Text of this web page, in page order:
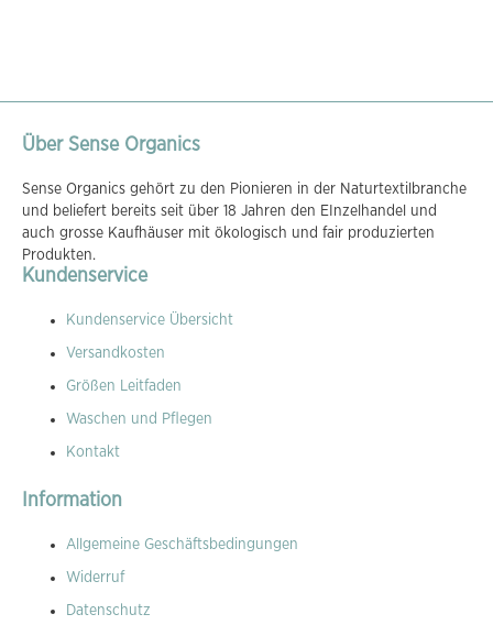
Über Sense Organics
Sense Organics gehört zu den Pionieren in der Naturtextilbranche
und beliefert bereits seit über 18 Jahren den EInzelhandel und
auch grosse Kaufhäuser mit ökologisch und fair produzierten
Produkten.
Kundenservice
Kundenservice Übersicht
Versandkosten
Größen Leitfaden
Waschen und Pflegen
Kontakt
Information
Allgemeine Geschäftsbedingungen
Widerruf
Datenschutz